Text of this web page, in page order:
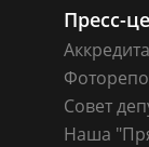
Пресс-
Совет
Наша